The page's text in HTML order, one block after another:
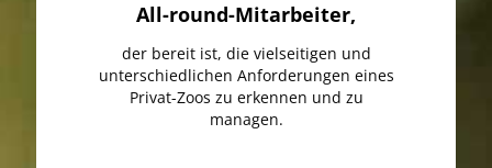
All-round-Mitarbeiter,
der bereit ist, die vielseitigen und
unterschiedlichen Anforderungen eines
Privat-Zoos zu erkennen und zu
managen.